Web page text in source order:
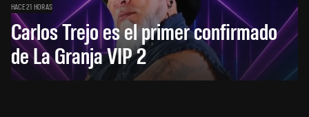
HACE 21 HORAS
Carlos Trejo es el primer confirmado
de La Granja VIP 2